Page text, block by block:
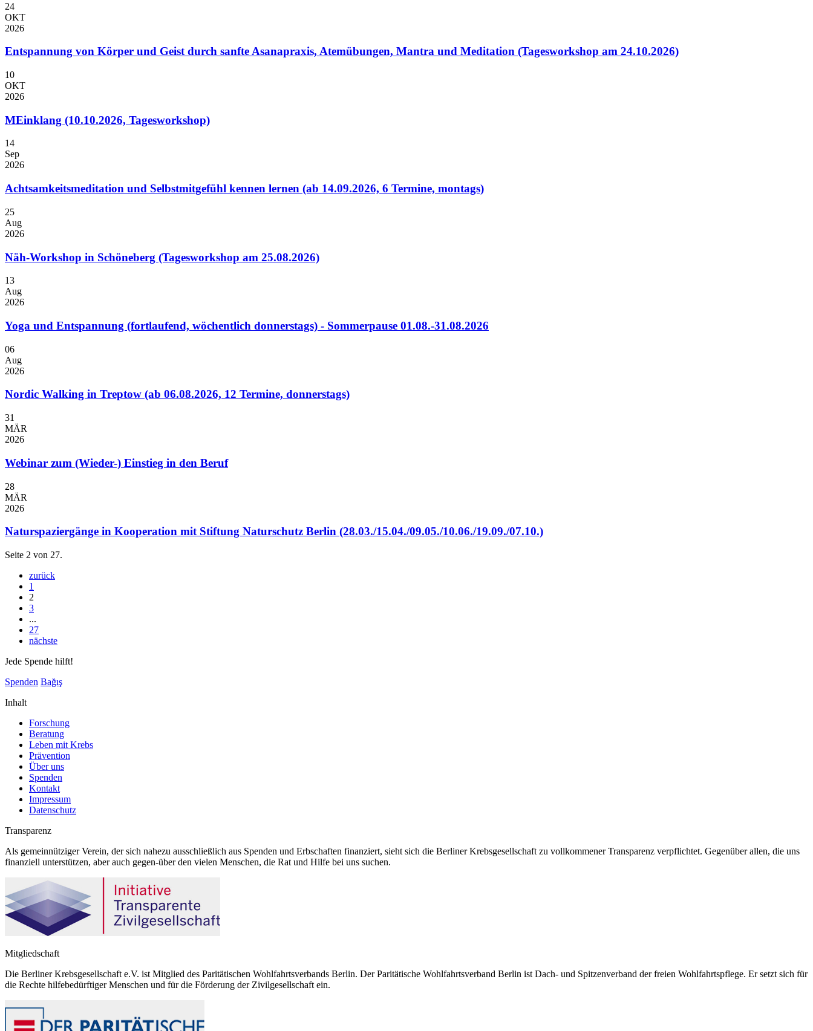
24
OKT
2026
Entspannung von Körper und Geist durch sanfte Asanapraxis, Atemübungen, Mantra und Meditation (Tagesworkshop am 24.10.2026)
10
OKT
2026
MEinklang (10.10.2026, Tagesworkshop)
14
Sep
2026
Achtsamkeitsmeditation und Selbstmitgefühl kennen lernen (ab 14.09.2026, 6 Termine, montags)
25
Aug
2026
Näh-Workshop in Schöneberg (Tagesworkshop am 25.08.2026)
13
Aug
2026
Yoga und Entspannung (fortlaufend, wöchentlich donnerstags) - Sommerpause 01.08.-31.08.2026
06
Aug
2026
Nordic Walking in Treptow (ab 06.08.2026, 12 Termine, donnerstags)
31
MÄR
2026
Webinar zum (Wieder-) Einstieg in den Beruf
28
MÄR
2026
Naturspaziergänge in Kooperation mit Stiftung Naturschutz Berlin (28.03./15.04./09.05./10.06./19.09./07.10.)
Seite 2 von 27.
zurück
1
2
3
...
27
nächste
Jede Spende hilft!
Spenden Bağış
Inhalt
Forschung
Beratung
Leben mit Krebs
Prävention
Über uns
Spenden
Kontakt
Impressum
Datenschutz
Transparenz
Als gemeinnütziger Verein, der sich nahezu ausschließlich aus Spenden und Erbschaften finanziert, sieht sich die Berliner Krebsgesellschaft zu vollkommener Transparenz verpflichtet. Gegenüber allen, die uns
finanziell unterstützen, aber auch gegen-über den vielen Menschen, die Rat und Hilfe bei uns suchen.
Mitgliedschaft
Die Berliner Krebsgesellschaft e.V. ist Mitglied des Paritätischen Wohlfahrtsverbands Berlin. Der Paritätische Wohlfahrtsverband Berlin ist Dach- und Spitzenverband der freien Wohlfahrtspflege. Er setzt sich für
die Rechte hilfebedürftiger Menschen und für die Förderung der Zivilgesellschaft ein.